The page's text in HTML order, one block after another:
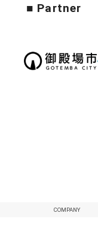
■ Partner
COMPANY